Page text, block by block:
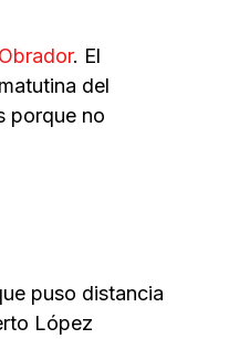
. El
del
porque no
puso distancia
López